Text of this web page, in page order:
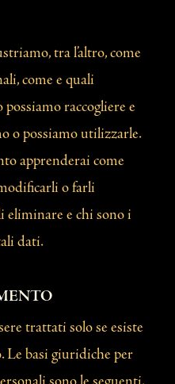
tra l’altro, come
come e quali
raccogliere e
o possiamo utilizzarle.
apprenderai come
o farli
e chi sono i
dati.
trattati solo se esiste
Le basi giuridiche per